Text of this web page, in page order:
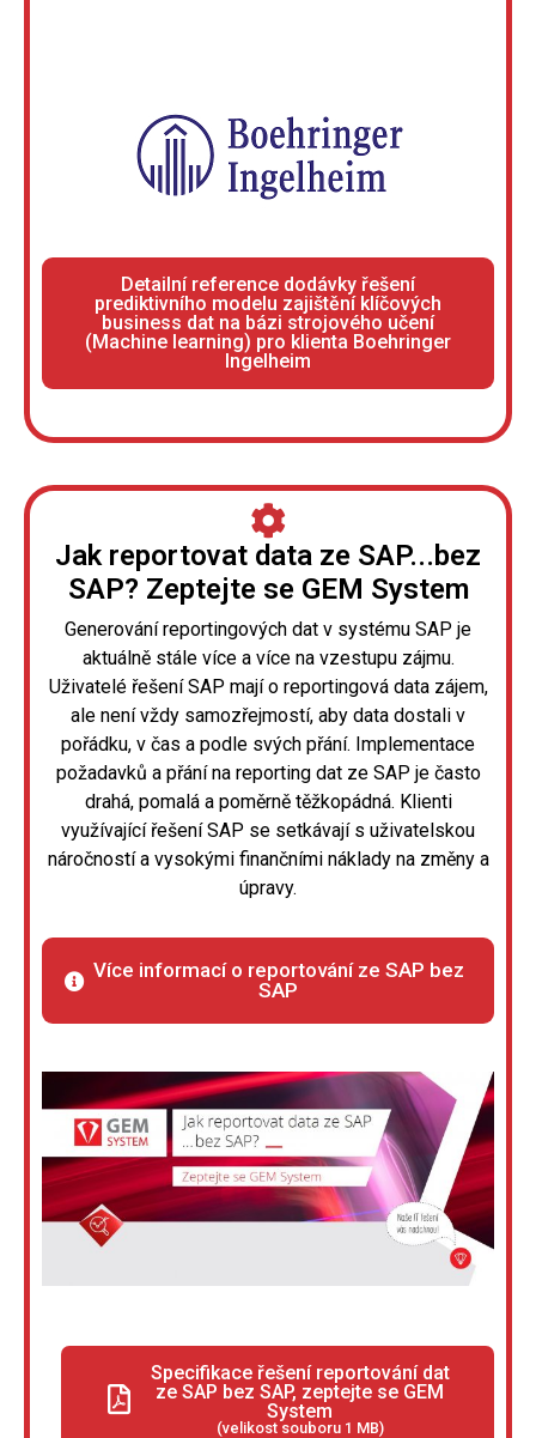
Detailní reference dodávky řešení
prediktivního modelu zajištění klíčových
business dat na bázi strojového učení
(Machine learning) pro klienta Boehringer
Ingelheim
Jak reportovat data ze SAP...bez
SAP? Zeptejte se GEM System
Generování reportingových dat v systému SAP je
aktuálně stále více a více na vzestupu zájmu.
Uživatelé řešení SAP mají o reportingová data zájem,
ale není vždy samozřejmostí, aby data dostali v
pořádku, v čas a podle svých přání. Implementace
požadavků a přání na reporting dat ze SAP je často
drahá, pomalá a poměrně těžkopádná. Klienti
využívající řešení SAP se setkávají s uživatelskou
náročností a vysokými finančními náklady na změny a
úpravy.
Více informací o reportování ze SAP bez
SAP
Specifikace řešení reportování dat
ze SAP bez SAP, zeptejte se GEM
System
(velikost souboru 1 MB)